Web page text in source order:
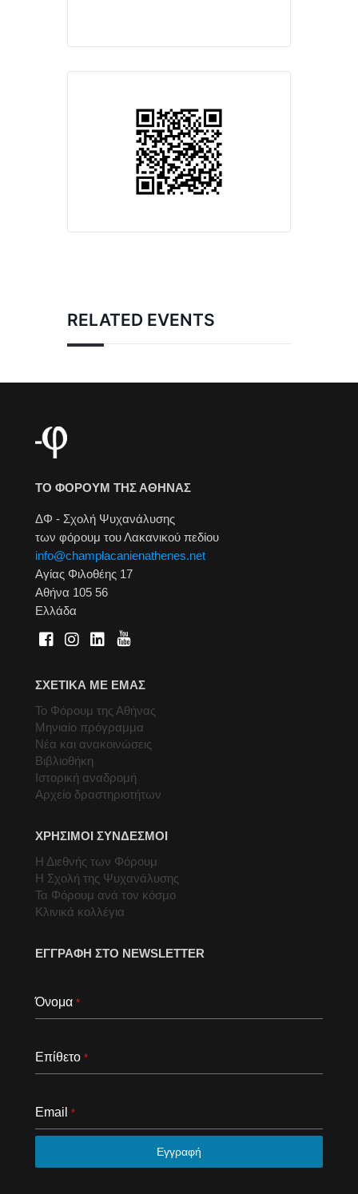
RELATED EVENTS
ΤΟ ΦΟΡΟΥΜ ΤΗΣ ΑΘΗΝΑΣ
ΔΦ - Σχολή Ψυχανάλυσης
των φόρουμ του Λακανικού πεδίου
info@champlacanienathenes.net
Αγίας Φιλοθέης 17
Αθήνα 105 56
Ελλάδα
ΣΧΕΤΙΚΑ ΜΕ ΕΜΑΣ
Το Φόρουμ της Αθήνας
Μηνιαίο πρόγραμμα
Νέα και ανακοινώσεις
Βιβλιοθήκη
Ιστορική αναδρομή
Αρχείο δραστηριοτήτων
ΧΡΗΣΙΜΟΙ ΣΥΝΔΕΣΜΟΙ
Η Διεθνής των Φόρουμ
Η Σχολή της Ψυχανάλυσης
Τα Φόρουμ ανά τον κόσμο
Κλινικά κολλέγια
ΕΓΓΡΑΦΗ ΣΤΟ NEWSLETTER
Όνομα *
Επίθετο *
Email *
Εγγραφή